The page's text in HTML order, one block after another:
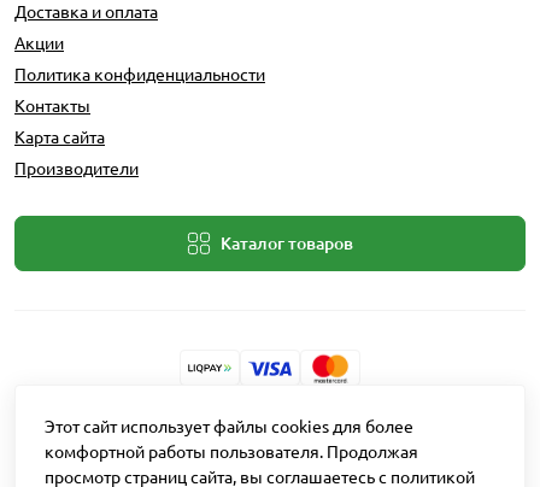
Доставка и оплата
Акции
Политика конфиденциальности
Контакты
Карта сайта
Производители
Каталог товаров
Разработчик: Intent Solutions
Работает наOpenCart "Русская сборка"
Этот сайт использует файлы cookies для более
комфортной работы пользователя. Продолжая
просмотр страниц сайта, вы соглашаетесь с политикой